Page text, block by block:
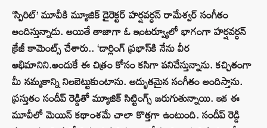
‘స్పిరిట్’ మూవీకి మ్యూజిక్ డైరెక్టర్ హర్షవర్ధన్ రామేశ్వర్ సంగీతం
అందిస్తున్నాడు. అయితే తాజాగా ఓ ఇంటర్వ్యూలో భాగంగా హర్షవర్ధన్
క్రేజీ కామెంట్స్ చేశారు.. ‘డార్లింగ్ ప్రభాస్‌కి నేను వీర
అభిమానిని.అందుకే ఈ చిత్రం కోసం కసిగా పనిచేస్తున్నాను. కచ్చితంగా
మీ నమ్మకాన్ని నిలబెట్టుకుంటాను. అద్భుతమైన సంగీతం అందిస్తాను.
ప్రస్తుతం సందీప్‌ రెడ్డితో మ్యూజిక్ సిట్టింగ్స్ జరుగుతున్నాయి. ఇక ఈ
మూవీలో మెయిన్ కథాంశమే చాలా కొత్తగా ఉంటుంది. సందీప్ రెడ్డి